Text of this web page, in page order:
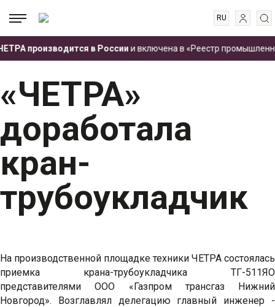
RU
ES
производится в Россиии включена в «Реестр
Главная . Пресс-центр . Новости . «ЧЕТРА» доработала кран-трубоукладчик
«ЧЕТРА»
доработала
кран-
трубоукладчик
На производственной площадке техники ЧЕТРА состоялась
приемка крана-трубоукладчика ТГ-511ЯО
представителями ООО «Газпром трансгаз Нижний
Новгород». Возглавлял делегацию главный инженер -